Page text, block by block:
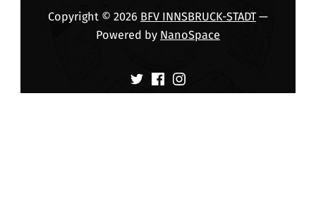
Copyright © 2026 BFV INNSBRUCK-STADT—
Powered by NanoSpace